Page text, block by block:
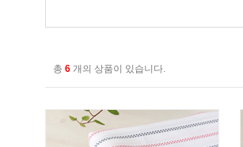
총 6 개의 상품이 있습니다.